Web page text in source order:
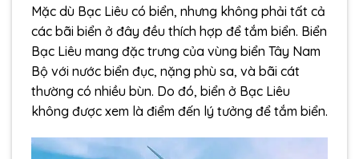
Mặc dù Bạc Liêu có biển, nhưng không phải tất cả
các bãi biển ở đây đều thích hợp để tắm biển. Biển
Bạc Liêu mang đặc trưng của vùng biển Tây Nam
Bộ với nước biển đục, nặng phù sa, và bãi cát
thường có nhiều bùn. Do đó, biển ở Bạc Liêu
không được xem là điểm đến lý tưởng để tắm biển.